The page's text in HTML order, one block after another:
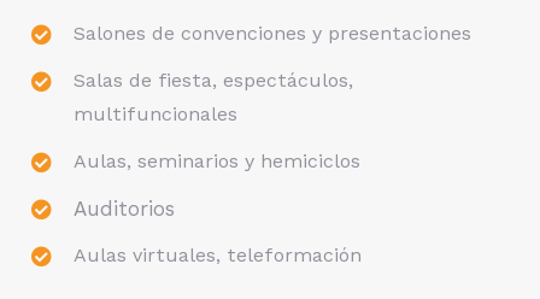
Salones de convenciones y presentaciones
Salas de fiesta, espectáculos,
multifuncionales
Aulas, seminarios y hemiciclos
Auditorios
Aulas virtuales, teleformación